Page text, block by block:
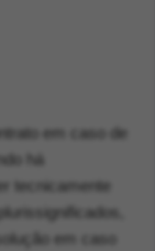
em caso de
há
tecnicamente
em caso